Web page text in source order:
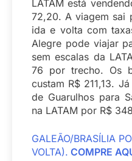
LATAM está
72,20. A viagem sai
ida e volta com
Alegre pode viajar
sem escalas da
76 por trecho. Os
custam R$ 211,13.
de Guarulhos para
na LATAM por R$
GALEÃO/BRASÍLIA
VOLTA). COMPRE